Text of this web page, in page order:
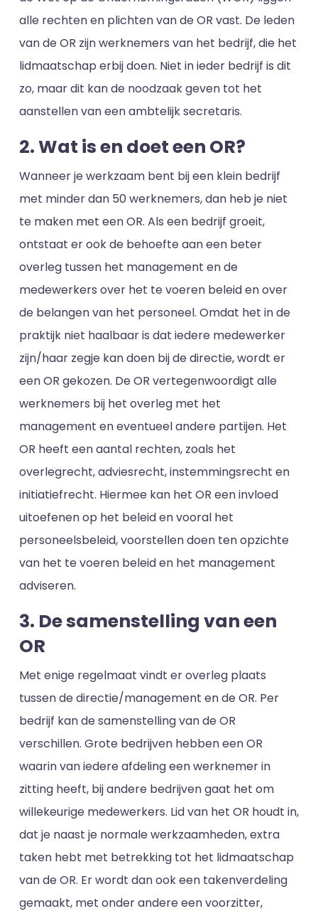
alle rechten en plichten van de OR vast. De leden
van de OR zijn werknemers van het bedrijf, die het
lidmaatschap erbij doen. Niet in ieder bedrijf is dit
zo, maar dit kan de noodzaak geven tot het
aanstellen van een ambtelijk secretaris.
2. Wat is en doet een OR?
Wanneer je werkzaam bent bij een klein bedrijf
met minder dan 50 werknemers, dan heb je niet
te maken met een OR. Als een bedrijf groeit,
ontstaat er ook de behoefte aan een beter
overleg tussen het management en de
medewerkers over het te voeren beleid en over
de belangen van het personeel. Omdat het in de
praktijk niet haalbaar is dat iedere medewerker
zijn/haar zegje kan doen bij de directie, wordt er
een OR gekozen. De OR vertegenwoordigt alle
werknemers bij het overleg met het
management en eventueel andere partijen. Het
OR heeft een aantal rechten, zoals het
overlegrecht, adviesrecht, instemmingsrecht en
initiatiefrecht. Hiermee kan het OR een invloed
uitoefenen op het beleid en vooral het
personeelsbeleid, voorstellen doen ten opzichte
van het te voeren beleid en het management
adviseren.
3. De samenstelling van een
OR
Met enige regelmaat vindt er overleg plaats
tussen de directie/management en de OR. Per
bedrijf kan de samenstelling van de OR
verschillen. Grote bedrijven hebben een OR
waarin van iedere afdeling een werknemer in
zitting heeft, bij andere bedrijven gaat het om
willekeurige medewerkers. Lid van het OR houdt in,
dat je naast je normale werkzaamheden, extra
taken hebt met betrekking tot het lidmaatschap
van de OR. Er wordt dan ook een takenverdeling
gemaakt, met onder andere een voorzitter,